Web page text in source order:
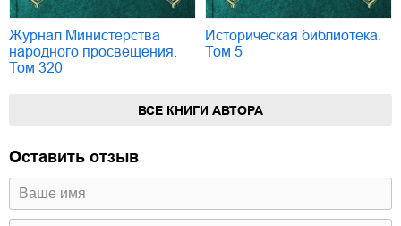
Журнал Министерства
народного просвещения.
Том 320
Историческая библиотека.
Том 5
ВСЕ КНИГИ АВТОРА
Оставить отзыв